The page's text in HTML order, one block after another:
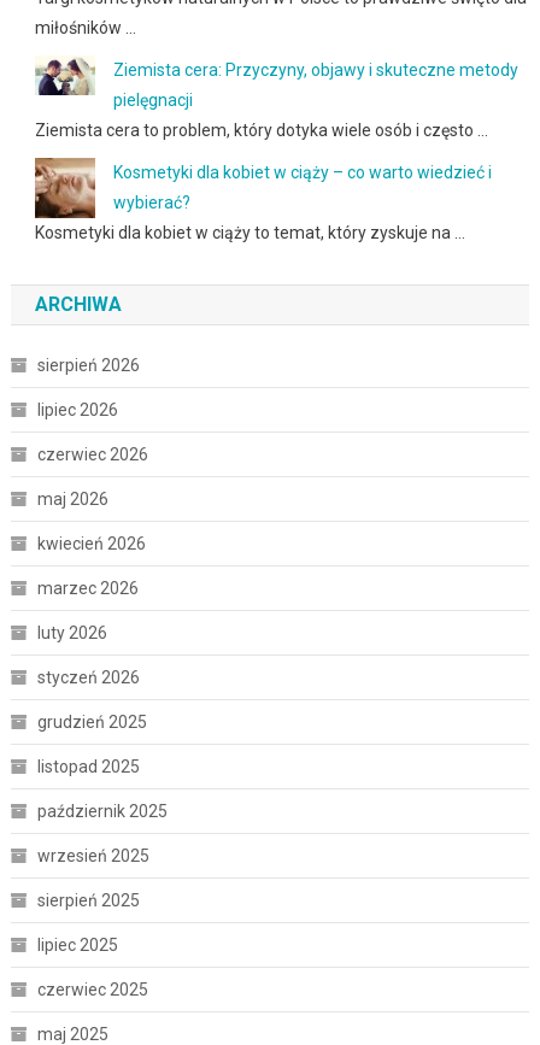
miłośników …
Ziemista cera: Przyczyny, objawy i skuteczne metody
pielęgnacji
Ziemista cera to problem, który dotyka wiele osób i często …
Kosmetyki dla kobiet w ciąży – co warto wiedzieć i
wybierać?
Kosmetyki dla kobiet w ciąży to temat, który zyskuje na …
ARCHIWA
sierpień 2026
lipiec 2026
czerwiec 2026
maj 2026
kwiecień 2026
marzec 2026
luty 2026
styczeń 2026
grudzień 2025
listopad 2025
październik 2025
wrzesień 2025
sierpień 2025
lipiec 2025
czerwiec 2025
maj 2025